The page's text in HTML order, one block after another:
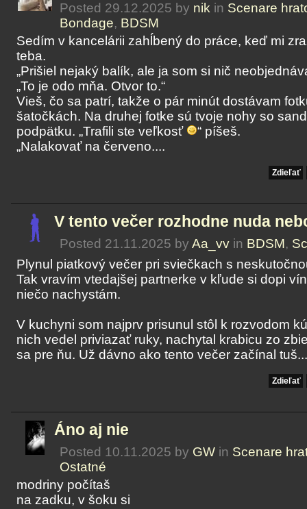
Posted 29.12.2025 by nik in Scenare
Bondage, BDSM
Sedím v kancelárii zahĺbený do práce, keď mi
teba.
„Prišiel nejaký balík, ale ja som si nič
„To je odo mňa. Otvor to.“
Vieš, čo sa patrí, takže o pár minút dostávam
šatočkách. Na druhej fotke sú tvoje nohy so
podpätku. „Trafili ste veľkosť
“ píšeš.
„Nalakovať na červeno....
Zdieľať
V tento večer rozhodne nuda
Posted 21.11.2025 by Aa_vv in BDSM,
Plynul piatkový večer pri sviečkach s
Tak vravím vtedajšej partnerke v kľude si dopi
niečo nachystám.
V kuchyni som najprv prisunul stôl k rozvodom
nich vedel priviazať ruky, nachytal krabicu zo
sa pre ňu. Už dávno ako tento večer začínal tuš...
Zdieľať
Áno aj nie
Posted 10.11.2025 by GW in Scenare
Ostatné
modriny počítaš
na zadku, v šoku si